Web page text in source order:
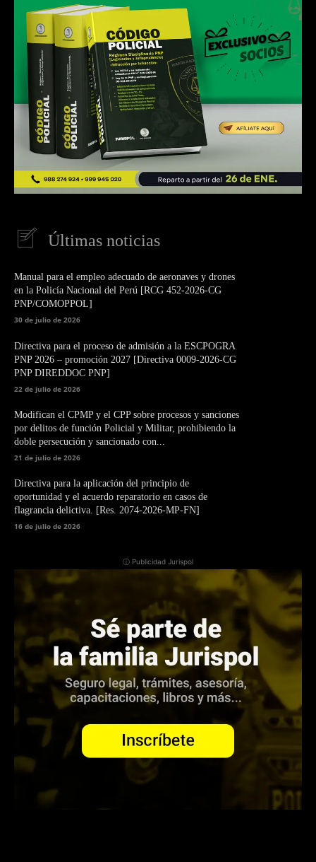
Últimas noticias
Manual para el empleo adecuado de aeronaves y drones
en la Policía Nacional del Perú [RCG 452-2026-CG
PNP/COMOPPOL]
30 de julio de 2026
Directiva para el proceso de admisión a la ESCPOGRA
PNP 2026 – promoción 2027 [Directiva 0009-2026-CG
PNP DIREDDOC PNP]
22 de julio de 2026
Modifican el CPMP y el CPP sobre procesos y sanciones
por delitos de función Policial y Militar, prohibiendo la
doble persecución y sancionado con...
21 de julio de 2026
Directiva para la aplicación del principio de
oportunidad y el acuerdo reparatorio en casos de
flagrancia delictiva. [Res. 2074-2026-MP-FN]
16 de julio de 2026
ⓘ Publicidad Jurispol